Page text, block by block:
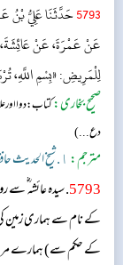
5793حَدَّثَنَا عَلِيُّ بْنُ
عَنْ عَمْرَةَ، عَنْ عَائِشَةَ،
لِلْمَرِيضِ: «بِسْمِ اللَّهِ،
صحیح بخاری:کتاب: دوا اور
دع...)
مترجم: ١. شیخ الحدیث حافظ عبد الستار حماد (دار السلام)
5793 . سیدہ عائشہ‬
کے نام سے ہماری
کے حکم سے) ہمارے مریض